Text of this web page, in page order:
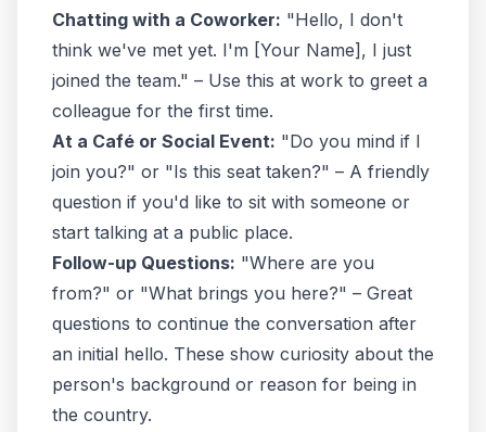
Chatting with a Coworker: "Hello, I don't
think we've met yet. I'm [Your Name], I just
joined the team." – Use this at work to greet a
colleague for the first time.
At a Café or Social Event: "Do you mind if I
join you?" or "Is this seat taken?" – A friendly
question if you'd like to sit with someone or
start talking at a public place.
Follow-up Questions: "Where are you
from?" or "What brings you here?" – Great
questions to continue the conversation after
an initial hello. These show curiosity about the
person's background or reason for being in
the country.